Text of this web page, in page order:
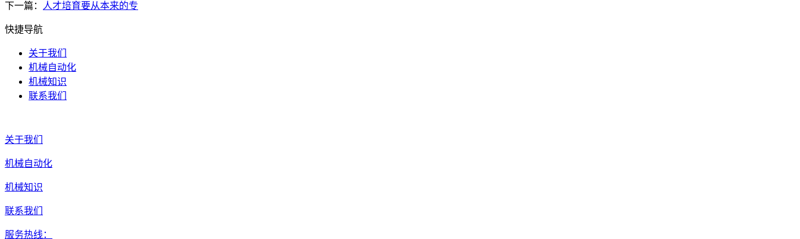
下一篇： 人才培育要从本来的专
快捷导航
关于我们
机械自动化
机械知识
联系我们
关于我们
机械自动化
机械知识
联系我们
服务热线：